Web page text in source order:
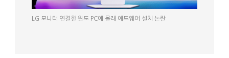
LG 모니터 연결한 윈도 PC에 몰래 애드웨어 설치 논란